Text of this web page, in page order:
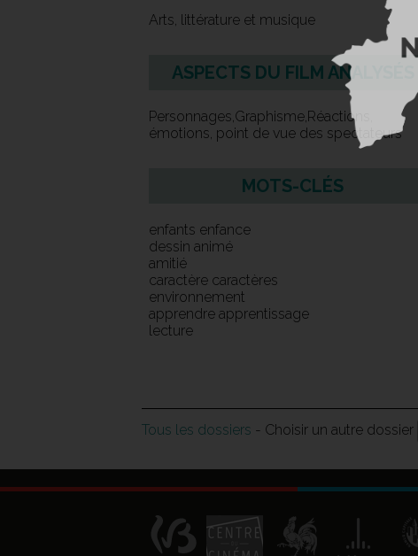
Arts, littérature et musique
ASPECTS DU FILM ANALYSÉS
Personnages,Graphisme,Réactions,
émotions, point de vue des spectateurs
MOTS-CLÉS
enfants enfance
dessin animé
amitié
caractère caractères
environnement
apprendre apprentissage
lecture
Tous les dossiers - Choisir un autre dossier